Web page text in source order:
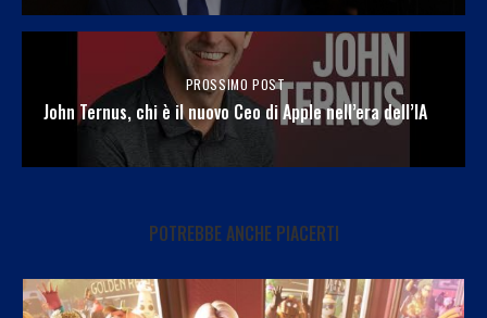
PROSSIMO POST
John Ternus, chi è il nuovo Ceo di Apple nell’era dell’IA
POTREBBE ANCHE PIACERTI